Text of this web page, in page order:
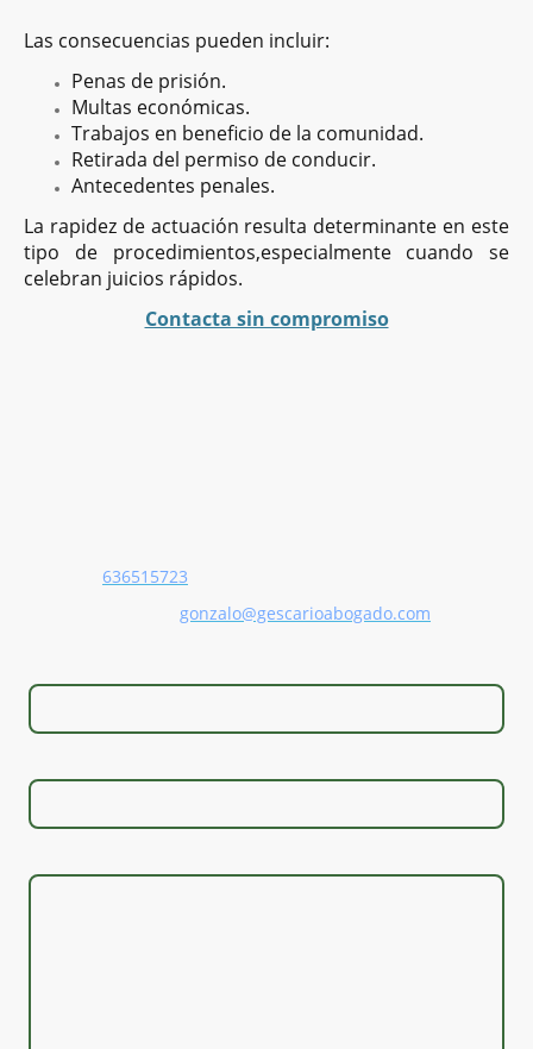
Las consecuencias pueden incluir:
Penas de prisión.
Multas económicas.
Trabajos en beneficio de la comunidad.
Retirada del permiso de conducir.
Antecedentes penales.
La rapidez de actuación resulta determinante en este
tipo de procedimientos,especialmente cuando se
celebran juicios rápidos.
Contacta sin compromiso
636515723
gonzalo@gescarioabogado.com